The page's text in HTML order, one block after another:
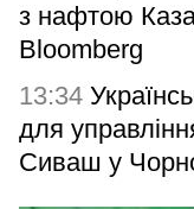
з нафтою
Bloomberg
13:34
для
Сиваш у